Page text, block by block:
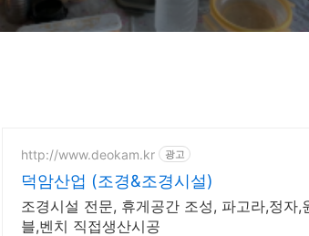
http://www.deokam.kr 광고
덕암산업 (조경&조경시설)
조경시설 전문, 휴게공간 조성, 파고라,정자,
블,벤치 직접생산시공